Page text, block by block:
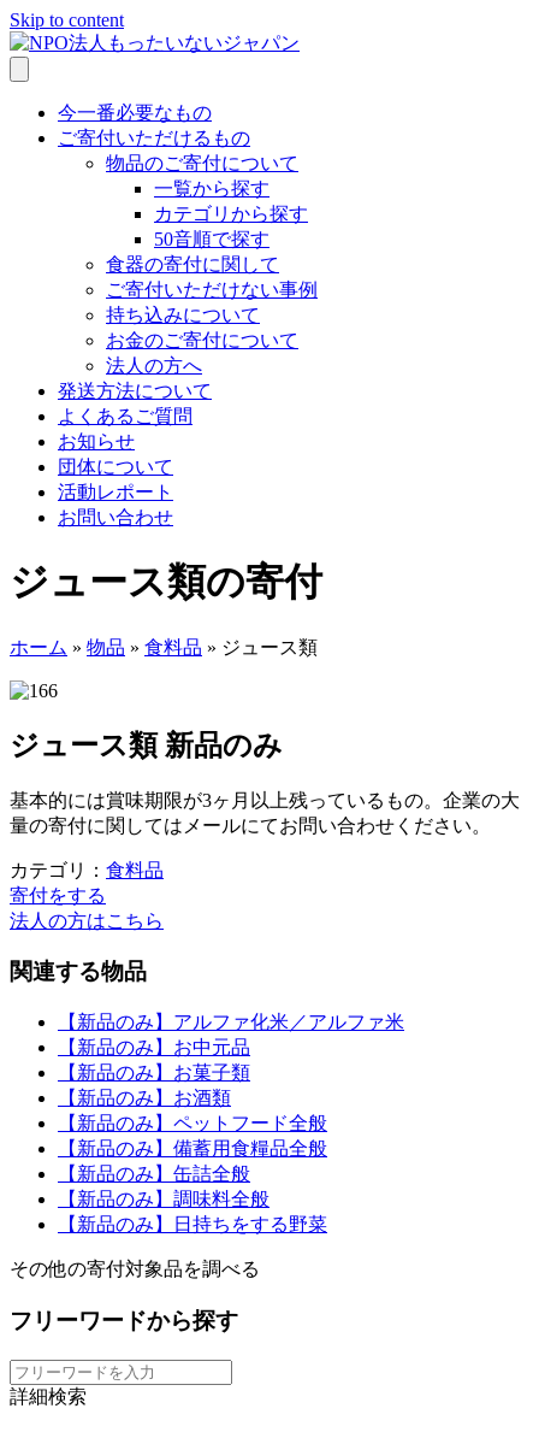
Skip to content
今一番必要なもの
ご寄付いただけるもの
物品のご寄付について
一覧から探す
カテゴリから探す
50音順で探す
食器の寄付に関して
ご寄付いただけない事例
持ち込みについて
お金のご寄付について
法人の方へ
発送方法について
よくあるご質問
お知らせ
団体について
活動レポート
お問い合わせ
ジュース類の寄付
ホーム » 物品 » 食料品 » ジュース類
ジュース類 新品のみ
基本的には賞味期限が3ヶ月以上残っているもの。企業の大
量の寄付に関してはメールにてお問い合わせください。
カテゴリ： 食料品
寄付をする
法人の方はこちら
関連する物品
【新品のみ】アルファ化米／アルファ米
【新品のみ】お中元品
【新品のみ】お菓子類
【新品のみ】お酒類
【新品のみ】ペットフード全般
【新品のみ】備蓄用食糧品全般
【新品のみ】缶詰全般
【新品のみ】調味料全般
【新品のみ】日持ちをする野菜
その他の寄付対象品を調べる
フリーワードから探す
詳細検索